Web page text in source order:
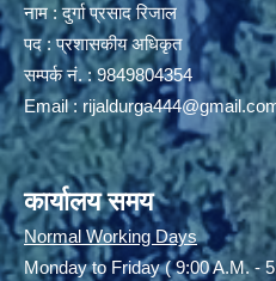
नाम : दुर्गा प्रसाद रिजाल
पद : प्रशासकीय अधिकृत
सम्पर्क नं. : 9849804354
Email :
कार्यालय समय
Normal Working Days
Monday to Friday ( 9:00 A.M. -